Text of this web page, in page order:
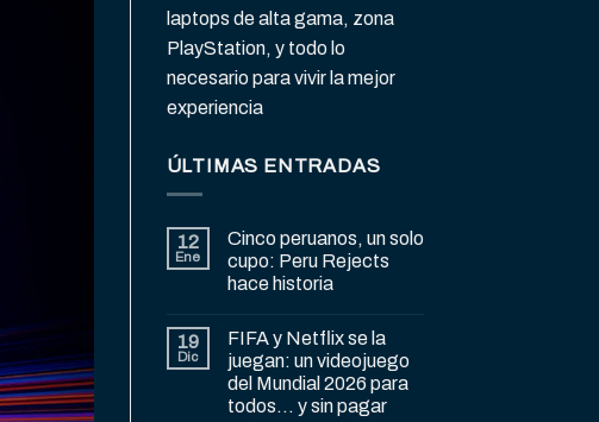
laptops de alta gama, zona
PlayStation, y todo lo
necesario para vivir la mejor
experiencia
ÚLTIMAS ENTRADAS
12
Ene
Cinco peruanos, un solo
cupo: Peru Rejects
hace historia
19
Dic
FIFA y Netflix se la
juegan: un videojuego
del Mundial 2026 para
todos… y sin pagar